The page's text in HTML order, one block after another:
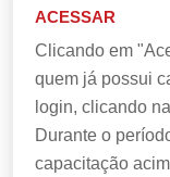
ACESSAR
Clicando em
quem já possui
login, clicando
Durante o
capacitação